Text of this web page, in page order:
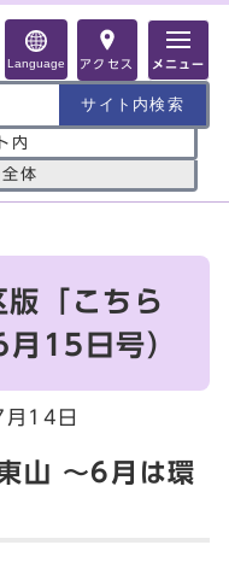
Language アクセス メニュー
内
体
「こちら
15日号）
14日
山 ～6月は環